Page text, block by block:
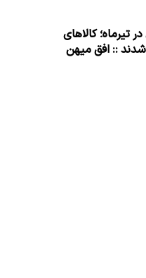
در تیرماه؛ کالاهای
:: افق میهن